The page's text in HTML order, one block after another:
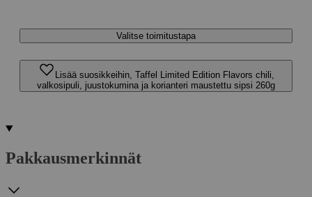
Valitse toimitustapa
Lisää suosikkeihin, Taffel Limited Edition Flavors chili,
valkosipuli, juustokumina ja korianteri maustettu sipsi 260g
Pakkausmerkinnät